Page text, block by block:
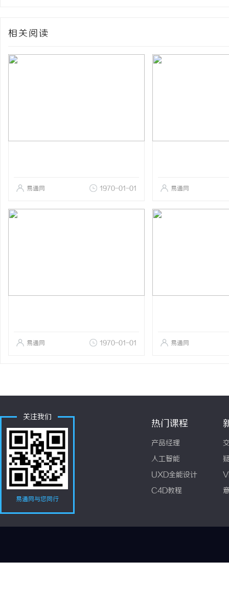
相关阅读
易通网 1970-01-01 易通网
易通网 1970-01-01 易通网
关注我们
易通网与您同行
热门课程
产品经理
人工智能
UXD全能设计
C4D教程